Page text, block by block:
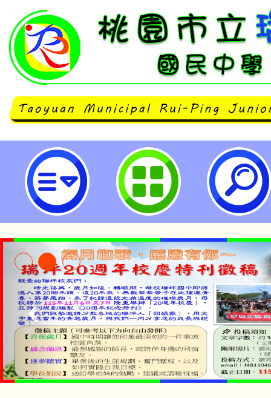
【八年級】9/11(三)班會課家庭教
活動-桃園市立瑞坪國民中學
「2026金融保險知識
車」活動
桃園市115學年度學生